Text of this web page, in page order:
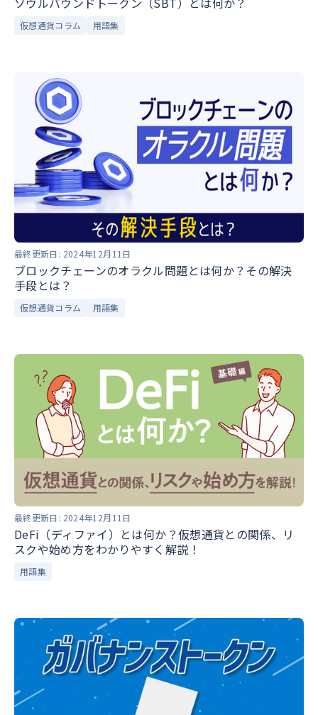
仮想通貨コラム 用語集
最終更新日: 2024年12月11日
ブロックチェーンのオラクル問題とは何か？その解決
手段とは？
仮想通貨コラム 用語集
最終更新日: 2024年12月11日
DeFi（ディファイ）とは何か？仮想通貨との関係、リ
スクや始め方をわかりやすく解説！
用語集